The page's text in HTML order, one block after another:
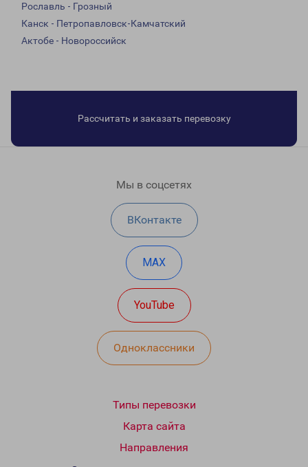
Рославль - Грозный
Канск - Петропавловск-Камчатский
Актобе - Новороссийск
Рассчитать и заказать перевозку
Мы в соцсетях
ВКонтакте
MAX
YouTube
Одноклассники
Типы перевозки
Карта сайта
Направления